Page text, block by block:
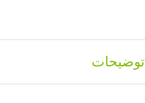
توضیحات